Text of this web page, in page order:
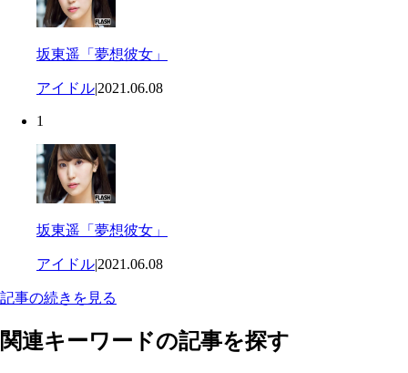
坂東遥「夢想彼女」
アイドル|2021.06.08
1
坂東遥「夢想彼女」
アイドル|2021.06.08
記事の続きを見る
関連キーワードの記事を探す